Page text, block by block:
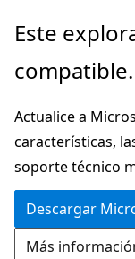
Ir
contenido
Este
compatible.
Actualice a
características,
soporte técnico
Descargar
Más